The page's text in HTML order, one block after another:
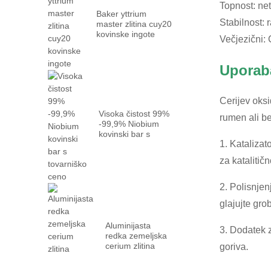
Baker yttrium
master zlitina cuy20
kovinske ingote
Visoka čistost 99%
-99,9% Niobium
kovinski bar s
Aluminijasta
redka zemeljska
cerium zlitina
Topnost:
Stabilnost:
Večjezični:
Cerijev
rumen ali
1.
za
2.
glajujte
3. Dodatek
goriva.